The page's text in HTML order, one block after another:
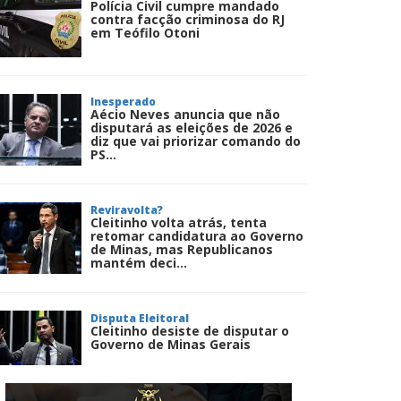
Polícia Civil cumpre mandado
contra facção criminosa do RJ
em Teófilo Otoni
Inesperado
Aécio Neves anuncia que não
disputará as eleições de 2026 e
diz que vai priorizar comando do
PS...
Reviravolta?
Cleitinho volta atrás, tenta
retomar candidatura ao Governo
de Minas, mas Republicanos
mantém deci...
Disputa Eleitoral
Cleitinho desiste de disputar o
Governo de Minas Gerais